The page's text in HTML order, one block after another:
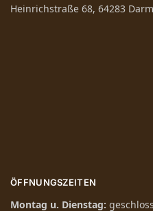
Heinrichstraße 68, 64283
ÖFFNUNGSZEITEN
Montag u. Dienstag: